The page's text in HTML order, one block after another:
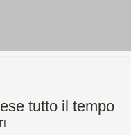
tutto il tempo